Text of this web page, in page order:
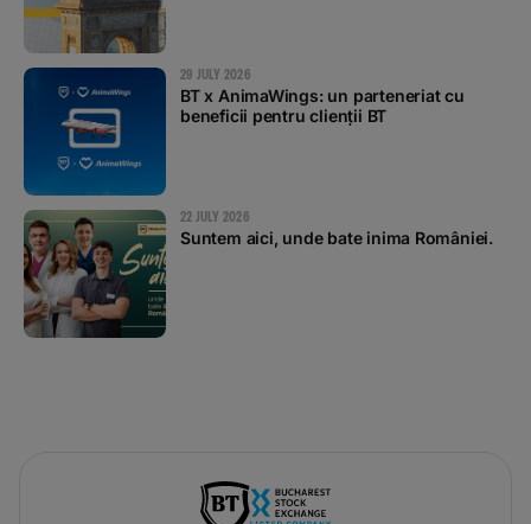
29 JULY 2026
BT x AnimaWings: un parteneriat cu
beneficii pentru clienții BT
22 JULY 2026
Suntem aici, unde bate inima României.